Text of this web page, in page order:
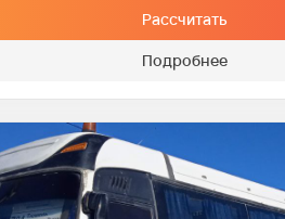
Рассчитать
Подробнее